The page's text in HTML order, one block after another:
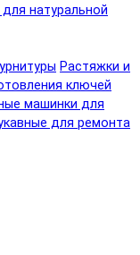
натуральной
Растяжки и
ключей
машинки для
для ремонта